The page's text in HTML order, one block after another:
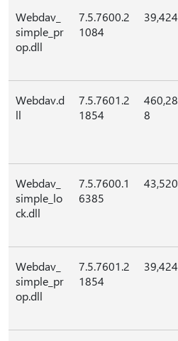
Webdav_
simple_pr
op.dll
7.5.7600.2
1084
39,424
Webdav.d
ll
7.5.7601.2
1854
460,28
8
Webdav_
simple_lo
ck.dll
7.5.7600.1
6385
43,520
Webdav_
simple_pr
op.dll
7.5.7601.2
1854
39,424